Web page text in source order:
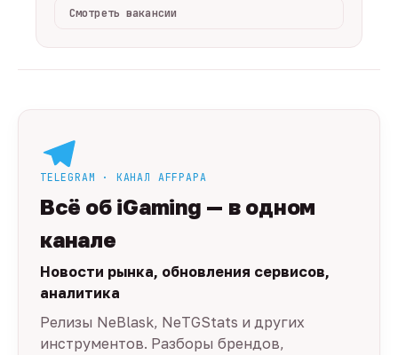
Смотреть вакансии
TELEGRAM · КАНАЛ AFFPAPA
Всё об iGaming — в одном
канале
Новости рынка, обновления сервисов,
аналитика
Релизы NeBlask, NeTGStats и других
инструментов. Разборы брендов,